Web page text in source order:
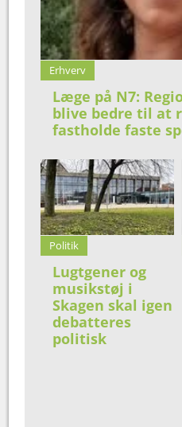
Erhverv
Læge på N7:
blive bedre til at
fastholde faste
Politik
Lugtgener og
musikstøj i
Skagen skal igen
debatteres
politisk